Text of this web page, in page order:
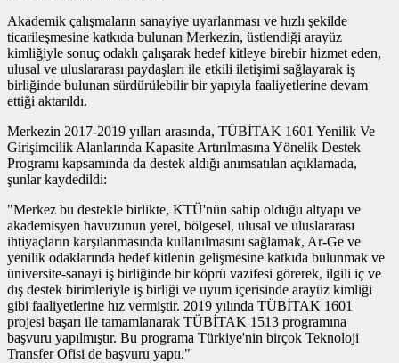
Akademik çalışmaların sanayiye uyarlanması ve hızlı şekilde
ticarileşmesine katkıda bulunan Merkezin, üstlendiği arayüz
kimliğiyle sonuç odaklı çalışarak hedef kitleye birebir hizmet eden,
ulusal ve uluslararası paydaşları ile etkili iletişimi sağlayarak iş
birliğinde bulunan sürdürülebilir bir yapıyla faaliyetlerine devam
ettiği aktarıldı.
Merkezin 2017-2019 yılları arasında, TÜBİTAK 1601 Yenilik Ve
Girişimcilik Alanlarında Kapasite Artırılmasına Yönelik Destek
Programı kapsamında da destek aldığı anımsatılan açıklamada,
şunlar kaydedildi:
"Merkez bu destekle birlikte, KTÜ'nün sahip olduğu altyapı ve
akademisyen havuzunun yerel, bölgesel, ulusal ve uluslararası
ihtiyaçların karşılanmasında kullanılmasını sağlamak, Ar-Ge ve
yenilik odaklarında hedef kitlenin gelişmesine katkıda bulunmak ve
üniversite-sanayi iş birliğinde bir köprü vazifesi görerek, ilgili iç ve
dış destek birimleriyle iş birliği ve uyum içerisinde arayüz kimliği
gibi faaliyetlerine hız vermiştir. 2019 yılında TÜBİTAK 1601
projesi başarı ile tamamlanarak TÜBİTAK 1513 programına
başvuru yapılmıştır. Bu programa Türkiye'nin birçok Teknoloji
Transfer Ofisi de başvuru yaptı."